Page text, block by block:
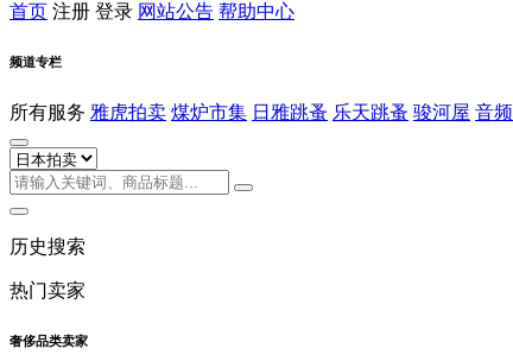
首页 注册 登录 网站公告 帮助中心
频道专栏
所有服务 雅虎拍卖 煤炉市集 日雅跳蚤 乐天跳蚤 骏河屋 音频
历史搜索
热门卖家
奢侈品类卖家